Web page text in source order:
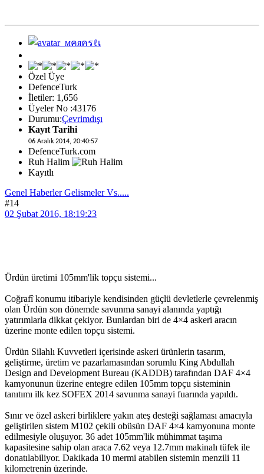
Özel Üye
DefenceTurk
İletiler: 1,656
Üyeler No :43176
Durumu:Çevrimdışı
Kayıt Tarihi
06 Aralık 2014, 20:40:57
DefenceTurk.com
Ruh Halim
Kayıtlı
Genel Haberler Gelismeler Vs.....
#14
02 Şubat 2016, 18:19:23
Ürdün üretimi 105mm'lik topçu sistemi...
Coğrafî konumu itibariyle kendisinden güçlü devletlerle çevrelenmiş
olan Ürdün son dönemde savunma sanayi alanında yaptığı
yatırımlarla dikkat çekiyor. Bunlardan biri de 4×4 askeri aracın
üzerine monte edilen topçu sistemi.
Ürdün Silahlı Kuvvetleri içerisinde askeri ürünlerin tasarım,
geliştirme, üretim ve pazarlamasından sorumlu King Abdullah
Design and Development Bureau (KADDB) tarafından DAF 4×4
kamyonunun üzerine entegre edilen 105mm topçu sisteminin
tanıtımı ilk kez SOFEX 2014 savunma sanayi fuarında yapıldı.
Sınır ve özel askeri birliklere yakın ateş desteği sağlaması amacıyla
geliştirilen sistem M102 çekili obüsün DAF 4×4 kamyonuna monte
edilmesiyle oluşuyor. 36 adet 105mm'lik mühimmat taşıma
kapasitesine sahip olan araca 7.62 veya 12.7mm makinalı tüfek ile
donatılabiliyor. Dakikada 10 mermi atabilen sistemin menzili 11
kilometrenin üzerinde.